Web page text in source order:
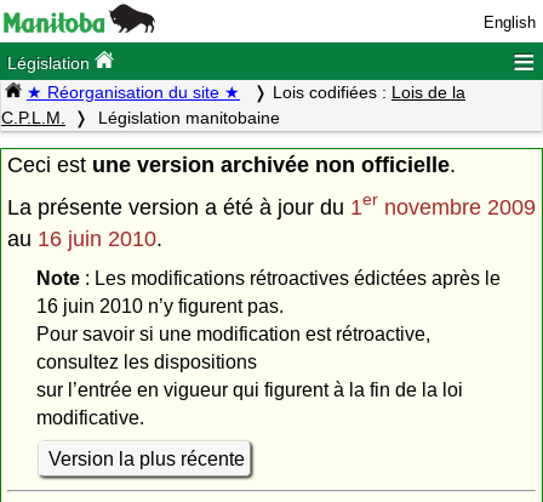
English
Législation ≡
★ Réorganisation du site ★ Lois codifiées : Lois de la
C.P.L.M.
Législation manitobaine
Ceci est une version archivée non officielle.
La présente version a été à jour du 1er novembre 2009
au 16 juin 2010.
Note: Les modifications rétroactives édictées après le
16 juin 2010 n’y figurent pas.
Pour savoir si une modification est rétroactive,
consultez les dispositions
sur l’entrée en vigueur qui figurent à la fin de la loi
modificative.
Version la plus récente